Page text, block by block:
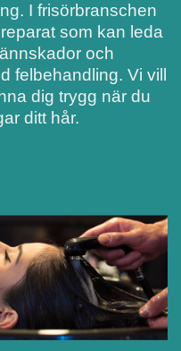
I frisörbranschen
som kan leda
och
felbehandling. Vi vill
dig trygg när du
ditt hår.